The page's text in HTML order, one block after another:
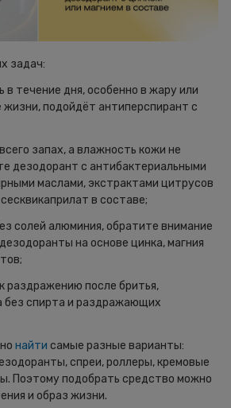
задач:
в течение дня, особенно в жару или
жизни, подойдёт антиперспирант с
запах, а влажность кожи не
дезодорант с антибактериальными
маслами, экстрактами цитрусов
в составе;
солей алюминия, обратите внимание
на основе цинка, магния
раздражению после бритья,
без спирта и раздражающих
найти самые разные варианты:
спреи, роллеры, кремовые
Поэтому подобрать средство можно
и образ жизни.